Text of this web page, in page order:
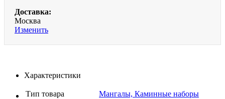
Доставка:
Москва
Изменить
Характеристики
Тип товара
Мангалы, Каминные наборы